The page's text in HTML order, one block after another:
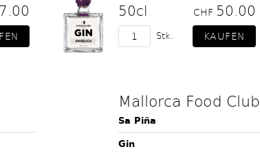
50cl CHF 50.00
Stk.
Mallorca Food Club
Sa Piña
Gin